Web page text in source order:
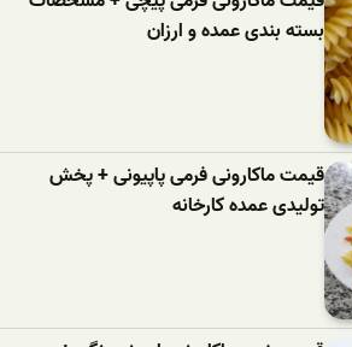
بسته بندی عمده و ارزان
قیمت ماکارونی فرمی پاپیونی + پخش
تولیدی عمده کارخانه